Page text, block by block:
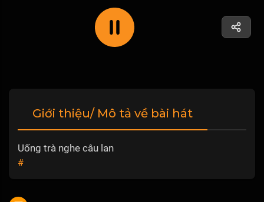
Giới thiệu/ Mô tả về bài hát
Uống trà nghe câu lan
#